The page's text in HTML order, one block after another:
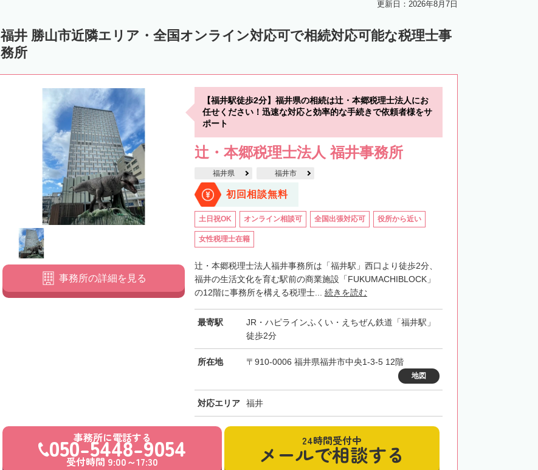
更新日：2026年8月7日
福井 勝山市近隣エリア・全国オンライン対応可で相続対応可能な税理士事
務所
【福井駅徒歩2分】福井県の相続は辻・本郷税理士法人にお
任せください！迅速な対応と効率的な手続きで依頼者様をサ
ポート
辻・本郷税理士法人 福井事務所
福井県 福井市
初回相談無料
土日祝OK オンライン相談可 全国出張対応可 役所から近い
女性税理士在籍
辻・本郷税理士法人福井事務所は「福井駅」西口より徒歩2分、
福井の生活文化を育む駅前の商業施設「FUKUMACHIBLOCK」
の12階に事務所を構える税理士... 続きを読む
最寄駅
JR・ハピラインふくい・えちぜん鉄道「福井駅」
徒歩2分
所在地 〒910-0006 福井県福井市中央1-3-5 12階
地図
対応エリア 福井
事務所の詳細を見る
事務所に電話する
050-5448-9054
受付時間 9:00～17:30
24時間受付中
メールで相談する